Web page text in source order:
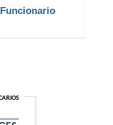
Funcionario